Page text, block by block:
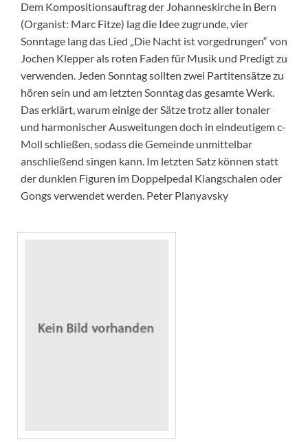
Dem Kompositionsauftrag der Johanneskirche in Bern
(Organist: Marc Fitze) lag die Idee zugrunde, vier
Sonntage lang das Lied „Die Nacht ist vorgedrungen“ von
Jochen Klepper als roten Faden für Musik und Predigt zu
verwenden. Jeden Sonntag sollten zwei Partitensätze zu
hören sein und am letzten Sonntag das gesamte Werk.
Das erklärt, warum einige der Sätze trotz aller tonaler
und harmonischer Ausweitungen doch in eindeutigem c-
Moll schließen, sodass die Gemeinde unmittelbar
anschließend singen kann. Im letzten Satz können statt
der dunklen Figuren im Doppelpedal Klangschalen oder
Gongs verwendet werden. Peter Planyavsky